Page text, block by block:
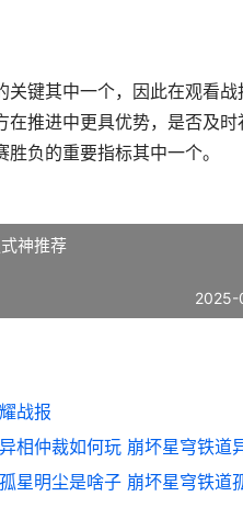
关键其中一个，因此在观看
在推进中更具优势，是否及
负的重要指标其中一个。
神推荐
2025-
战报